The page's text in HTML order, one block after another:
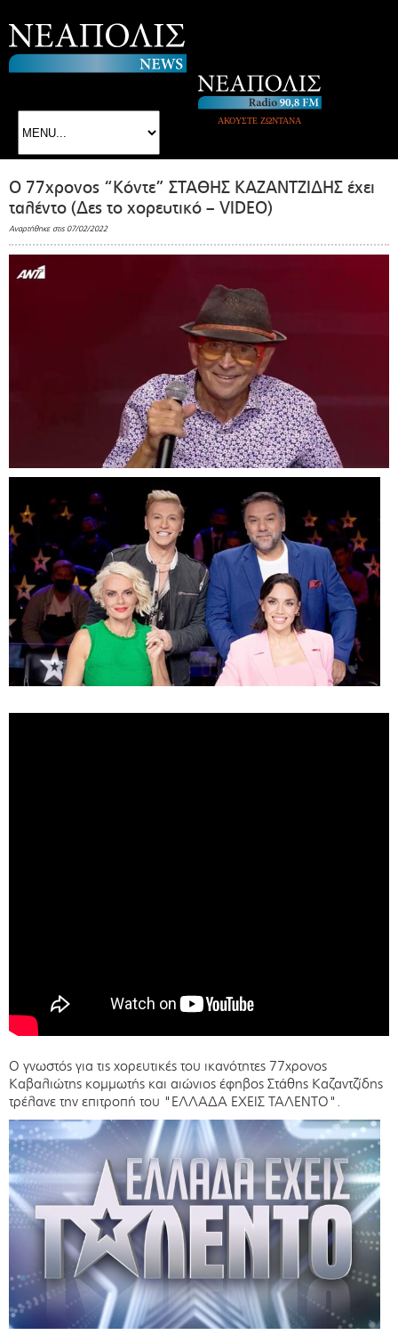
ΑΚΟΥΣΤΕ ΖΩΝΤΑΝΑ
O 77χρονος “Kόντε” ΣΤΑΘΗΣ ΚΑΖΑΝΤΖΙΔΗΣ έχει
ταλέντο (Δες το χορευτικό – VIDEO)
Αναρτήθηκε στις 07/02/2022
Ο γνωστός για τις χορευτικές του ικανότητες 77χρονος
Καβαλιώτης κομμωτής και αιώνιος έφηβος Στάθης Καζαντζίδης
τρέλανε την επιτροπή του "ΕΛΛΑΔΑ ΕΧΕΙΣ ΤΑΛΕΝΤΟ".